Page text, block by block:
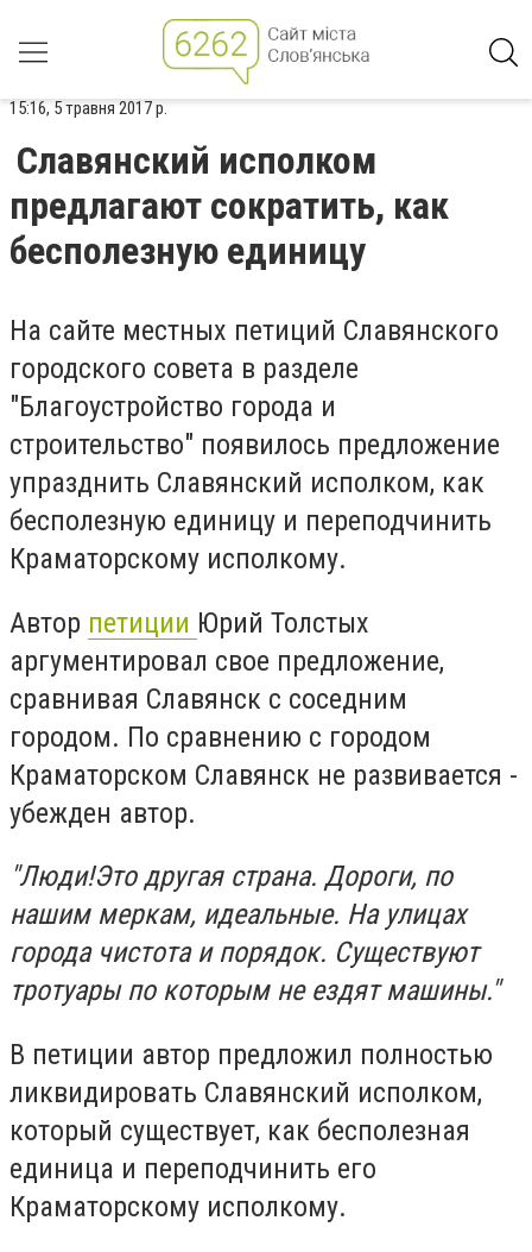
15:16, 5 травня 2017 р.
Славянский исполком
предлагают сократить, как
бесполезную единицу
На сайте местных петиций Славянского
городского совета в разделе
"Благоустройство города и
строительство" появилось предложение
упразднить Славянский исполком, как
бесполезную единицу и переподчинить
Краматорскому исполкому.
Автор петиции Юрий Толстых
аргументировал свое предложение,
сравнивая Славянск с соседним
городом. По сравнению с городом
Краматорском Славянск не развивается -
убежден автор.
"Люди!Это другая страна. Дороги, по
нашим меркам, идеальные. На улицах
города чистота и порядок. Существуют
тротуары по которым не ездят машины."
В петиции автор предложил полностью
ликвидировать Славянский исполком,
который существует, как бесполезная
единица и переподчинить его
Краматорскому исполкому.